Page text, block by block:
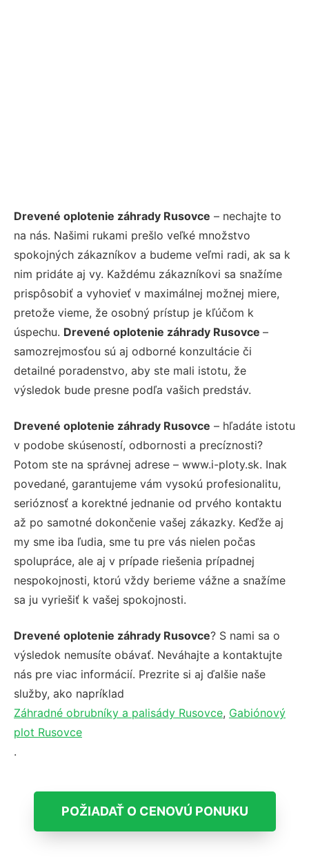
Drevené oplotenie záhrady Rusovce – nechajte to
na nás. Našimi rukami prešlo veľké množstvo
spokojných zákazníkov a budeme veľmi radi, ak sa k
nim pridáte aj vy. Každému zákazníkovi sa snažíme
prispôsobiť a vyhovieť v maximálnej možnej miere,
pretože vieme, že osobný prístup je kľúčom k
úspechu. Drevené oplotenie záhrady Rusovce –
samozrejmosťou sú aj odborné konzultácie či
detailné poradenstvo, aby ste mali istotu, že
výsledok bude presne podľa vašich predstáv.
Drevené oplotenie záhrady Rusovce – hľadáte istotu
v podobe skúseností, odbornosti a precíznosti?
Potom ste na správnej adrese – www.i-ploty.sk. Inak
povedané, garantujeme vám vysokú profesionalitu,
serióznosť a korektné jednanie od prvého kontaktu
až po samotné dokončenie vašej zákazky. Keďže aj
my sme iba ľudia, sme tu pre vás nielen počas
spolupráce, ale aj v prípade riešenia prípadnej
nespokojnosti, ktorú vždy berieme vážne a snažíme
sa ju vyriešiť k vašej spokojnosti.
Drevené oplotenie záhrady Rusovce? S nami sa o
výsledok nemusíte obávať. Neváhajte a kontaktujte
nás pre viac informácií. Prezrite si aj ďalšie naše
služby, ako napríklad
Záhradné obrubníky a palisády Rusovce, Gabiónový
plot Rusovce
.
POŽIADAŤ O CENOVÚ PONUKU